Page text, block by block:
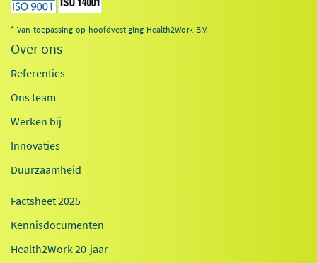
* Van toepassing op hoofdvestiging Health2Work B.V.
Over ons
Referenties
Ons team
Werken bij
Innovaties
Duurzaamheid
Factsheet 2025
Kennisdocumenten
Health2Work 20-jaar